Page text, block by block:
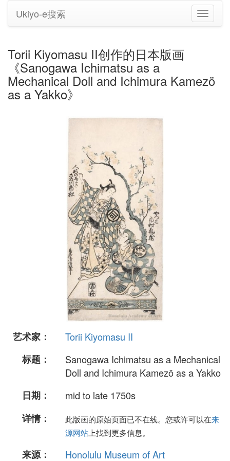
切
换
Ukiyo-e搜索
Torii Kiyomasu II创作的日本版画
《Sanogawa Ichimatsu as a
Mechanical Doll and Ichimura Kamezö
as a Yakko》
艺术家：
Torii Kiyomasu II
标题：
Sanogawa Ichimatsu as a Mechanical
Doll and Ichimura Kamezö as a Yakko
日期：
mid to late 1750s
详情：
此版画的原始页面已不在线。您或许可以在来
源网站 上找到更多信息。
来源： Honolulu Museum of Art